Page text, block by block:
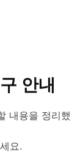
안내
내용을 정리했
요.